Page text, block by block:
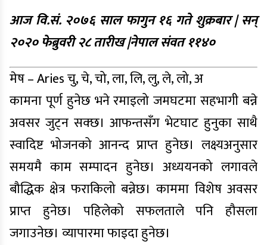
आज वि.सं. २०७६ साल फागुन १६ गते शुक्रबार | सन्
२०२० फेब्रुवरी २८ तारीख |नेपाल संवत ११४०
मेष – Aries चु, चे, चो, ला, लि, लु, ले, लो, अ
कामना पूर्ण हुनेछ भने रमाइलो जमघटमा सहभागी बन्ने
अवसर जुट्न सक्छ। आफन्तसँग भेटघाट हुनुका साथै
स्वादिष्ट भोजनको आनन्द प्राप्त हुनेछ। लक्ष्यअनुसार
समयमै काम सम्पादन हुनेछ। अध्ययनको लगावले
बौद्धिक क्षेत्र फराकिलो बन्नेछ। काममा विशेष अवसर
प्राप्त हुनेछ। पहिलेको सफलताले पनि हौसला
जगाउनेछ। व्यापारमा फाइदा हुनेछ।